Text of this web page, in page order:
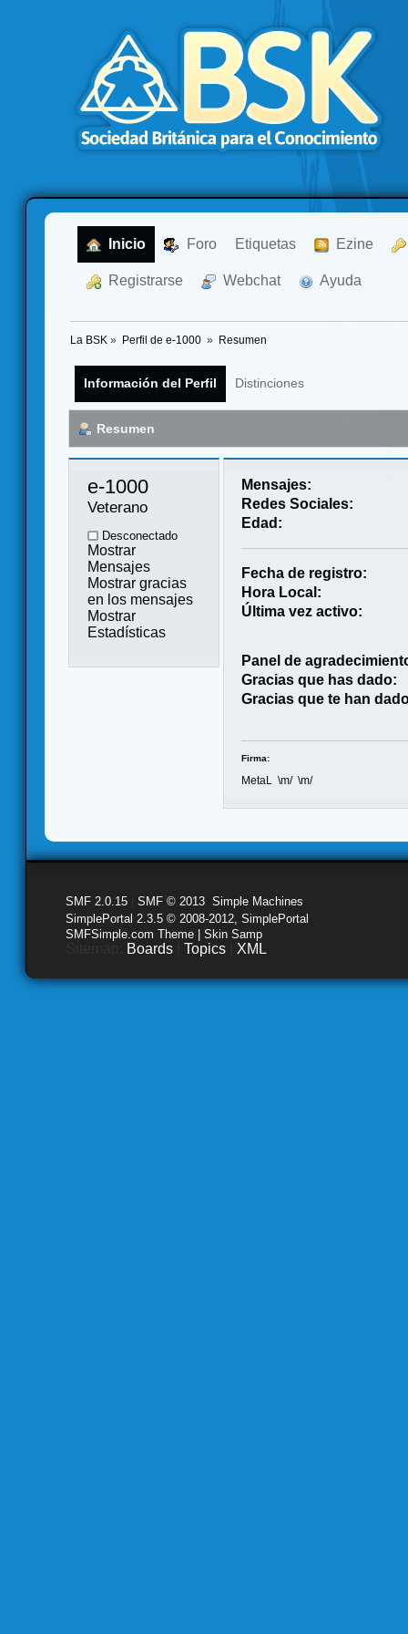
Inicio Foro Etiquetas Ezine
Registrarse Webchat Ayuda
La BSK » Perfil de e-1000 » Resumen
Información del Perfil Distinciones
Resumen
e-1000
Veterano
Desconectado
Mostrar
Mensajes
Mostrar gracias
en los mensajes
Mostrar
Estadísticas
Mensajes:
Redes Sociales:
Edad:
Fecha de registro:
Hora Local:
Última vez activo:
Panel de
Gracias que has dado:
Gracias que te han
Firma:
MetaL \m/ \m/
SMF 2.0.15 SMF © 2013 Simple Machines
SimplePortal 2.3.5 © 2008-2012, SimplePortal
SMFSimple.com Theme | Skin Samp
Boards Topics XML